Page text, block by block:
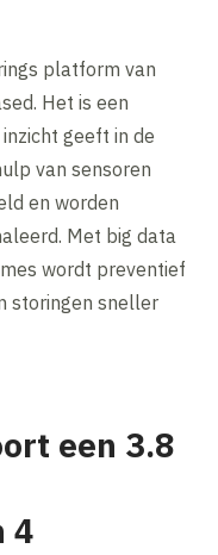
platform van
Het is een
geeft in de
van sensoren
en worden
Met big data
wordt preventief
storingen sneller
een 3.8
4